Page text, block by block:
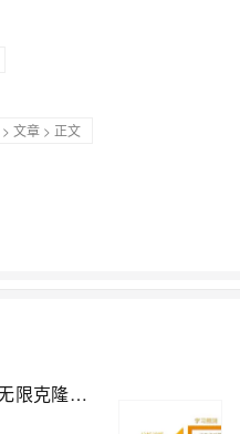
> 文章 > 正文
数字孪生技术助力数字人源码无限克隆数字人！